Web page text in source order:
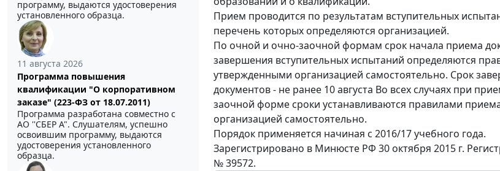
программу, выдаются удостоверения
установленного образца.
11 августа 2026
Программа повышения
квалификации "О корпоративном
заказе" (223-ФЗ от 18.07.2011)
Программа разработана совместно с
АО ''СБЕР А". Слушателям, успешно
освоившим программу, выдаются
удостоверения установленного
образца.
Прием проводится по результатам вступительных
перечень которых определяются организацией.
По очной и очно-заочной формам срок начала приема
завершения вступительных испытаний определяются
утвержденными организацией самостоятельно. Срок
документов - не ранее 10 августа Во всех случаях при
заочной форме сроки устанавливаются правилами
организацией самостоятельно.
Порядок применяется начиная с 2016/17 учебного года.
Зарегистрировано в Минюсте РФ 30 октября 2015 г.
№ 39572.